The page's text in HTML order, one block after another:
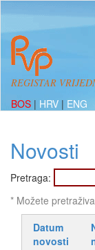
REGISTAR
BOS | HRV | ENG
Novosti
Pretraga:
* Možete
Datum
novosti